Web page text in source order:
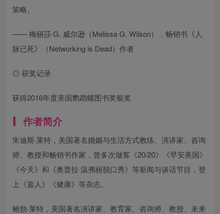
策略。
—— 梅丽莎·G. 威尔逊（Melissa G. Wilson），畅销书《人
脉已死》（Networking is Dead）作者
◎ 获奖记录
获得2016年度美国鹦鹉螺图书奖银奖
作者简介
朱迪斯·莱特，美国著名婚姻与生活方式教练、演讲家、咨询
师、教授和畅销书作家，曾多次做客《20/20》《早安美国》
《今天》和《奥普拉·温弗丽脱口秀》等新闻与谈话节目，登
上《嘉人》《健康》等杂志。
鲍勃·莱特，美国著名演讲家、教育家、咨询师、教授、未来